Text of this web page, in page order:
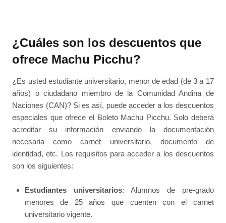
¿Cuáles son los descuentos que
ofrece Machu Picchu?
¿Es usted estudiante universitario, menor de edad (de 3 a 17
años) o ciudadano miembro de la Comunidad Andina de
Naciones (CAN)? Si es así, puede acceder a los descuentos
especiales que ofrece el Boleto Machu Picchu. Solo deberá
acreditar su información enviando la documentación
necesaria como carnet universitario, documento de
identidad, etc. Los requisitos para acceder a los descuentos
son los siguientes:
Estudiantes universitarios: Alumnos de pre-grado
menores de 25 años que cuenten con el carnet
universitario vigente.